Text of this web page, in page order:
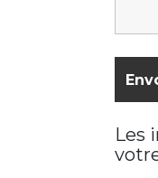
Les